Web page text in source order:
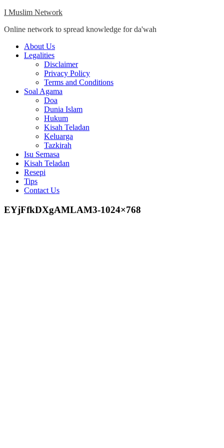
Skip
content
I Muslim Network
Online network to spread knowledge for da'wah
Close
Menu
About Us
Legalities
Disclaimer
Privacy Policy
Terms and Conditions
Soal Agama
Doa
Dunia Islam
Hukum
Kisah Teladan
Keluarga
Tazkirah
Isu Semasa
Kisah Teladan
Resepi
Tips
Contact Us
EYjFfkDXgAMLAM3-1024×768